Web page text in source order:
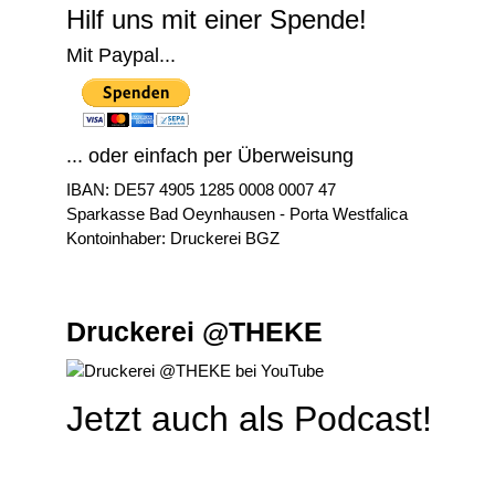
Hilf uns mit einer Spende!
Mit Paypal...
... oder einfach per Überweisung
IBAN: DE57 4905 1285 0008 0007 47
Sparkasse Bad Oeynhausen - Porta Westfalica
Kontoinhaber: Druckerei BGZ
Druckerei @THEKE
Jetzt auch als Podcast!